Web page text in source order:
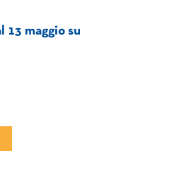
13 maggio su